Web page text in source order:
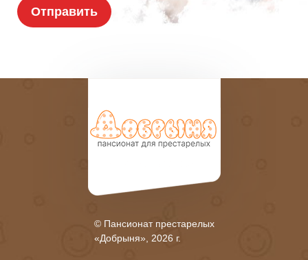
© Пансионат престарелых
«Добрыня», 2026 г.